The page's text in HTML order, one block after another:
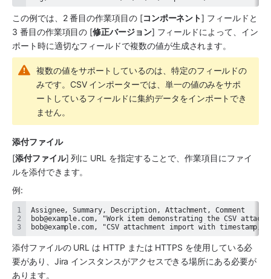
この例では、2 番目の作業項目の [コンポーネント] フィールドと
3 番目の作業項目の [修正バージョン] フィールドによって、イン
ポート時に適切なフィールドで複数の値が生成されます。
複数の値をサポートしているのは、特定のフィールドの
みです。CSV インポーターでは、単一の値のみをサポ
ートしているフィールドに集約データをインポートでき
ません。
添付ファイル
[添付ファイル] 列に URL を指定することで、作業項目にファイ
ルを添付できます。
例:
bob@example.com, "CSV attachment import with
添付ファイルの URL は HTTP または HTTPS を使用している必
要があり、Jira インスタンスがアクセスできる場所にある必要が
あります。